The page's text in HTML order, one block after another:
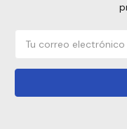
electrónico